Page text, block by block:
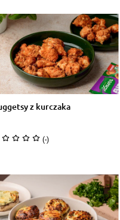
z kurczaka
(-)